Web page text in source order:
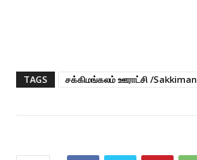
TAGS சக்கிமங்கலம் ஊராட்சி /